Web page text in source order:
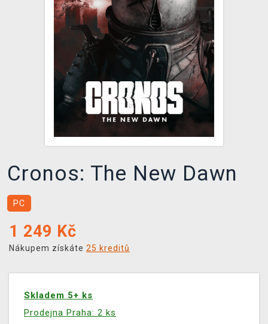
DOPRAVA
TCG & BOARDGAME HUB
VÝKUP HER (BAZAR)
Cronos: The New Dawn
PC
1 249 Kč
Nákupem získáte 25 kreditů
Skladem 5+ ks
Prodejna Praha: 2 ks